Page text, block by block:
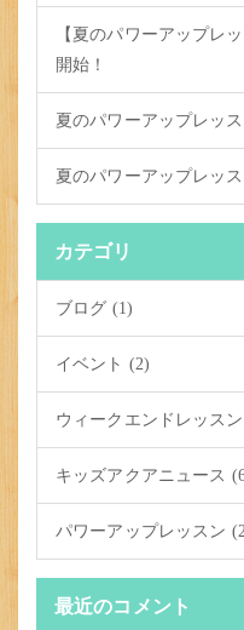
【夏のパワーアップレ
開始！
夏のパワーアップレッ
夏のパワーアップレッ
カテゴリ
ブログ (1)
イベント (2)
ウィークエンドレッス
キッズアクアニュース
パワーアップレッスン
最近のコメント